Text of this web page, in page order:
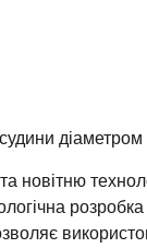
новітню